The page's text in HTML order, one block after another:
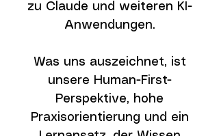
zu Claude und weiteren KI-
Anwendungen.
Was uns auszeichnet, ist
unsere Human-First-
Perspektive, hohe
Praxisorientierung und ein